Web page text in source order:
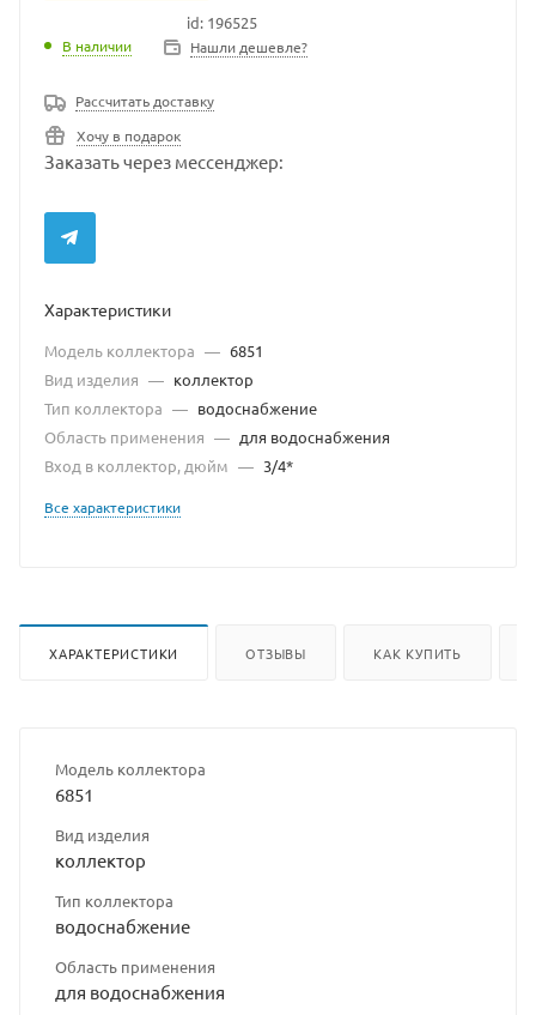
id: 196525
В наличии Нашли дешевле?
Рассчитать доставку
Хочу в подарок
Заказать через мессенджер:
Характеристики
Модель коллектора — 6851
Вид изделия — коллектор
Тип коллектора — водоснабжение
Область применения — для водоснабжения
Вход в коллектор, дюйм — 3/4*
Все характеристики
ХАРАКТЕРИСТИКИ ОТЗЫВЫ КАК КУПИТЬ
Модель коллектора
6851
Вид изделия
коллектор
Тип коллектора
водоснабжение
Область применения
для водоснабжения